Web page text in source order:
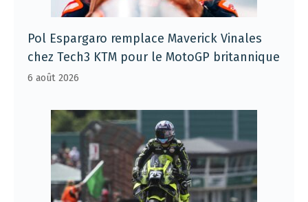
Pol Espargaro remplace Maverick Vinales
chez Tech3 KTM pour le MotoGP britannique
6 août 2026